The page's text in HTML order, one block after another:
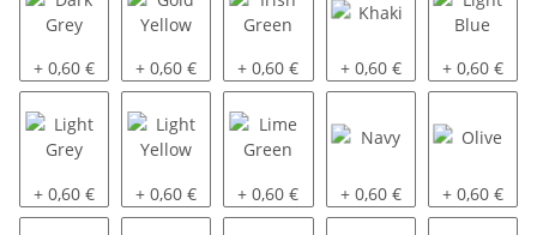
Dark Grey
+ 0,60 € Gold Yellow
+ 0,60 € Irish Green
+ 0,60 € Khaki
+ 0,60 € Light Blue
+ 0,60 €
Light Grey
+ 0,60 € Light Yellow
+ 0,60 € Lime Green
+ 0,60 € Navy
+ 0,60 € Olive
+ 0,60 €